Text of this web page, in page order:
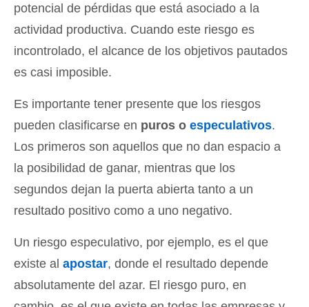
potencial de pérdidas que está asociado a la
actividad productiva. Cuando este riesgo es
incontrolado, el alcance de los objetivos pautados
es casi imposible.
Es importante tener presente que los riesgos
pueden clasificarse en puros o especulativos.
Los primeros son aquellos que no dan espacio a
la posibilidad de ganar, mientras que los
segundos dejan la puerta abierta tanto a un
resultado positivo como a uno negativo.
Un riesgo especulativo, por ejemplo, es el que
existe al apostar, donde el resultado depende
absolutamente del azar. El riesgo puro, en